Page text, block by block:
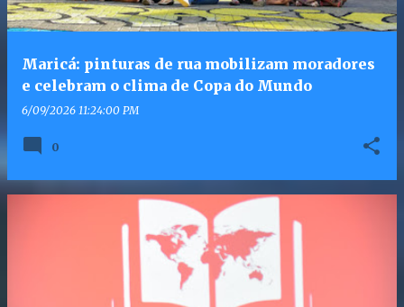
Maricá: pinturas de rua mobilizam moradores
e celebram o clima de Copa do Mundo
6/09/2026 11:24:00 PM
0